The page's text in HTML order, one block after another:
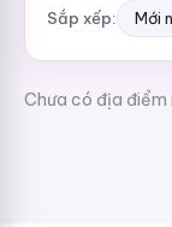
Sắp xếp:
Chưa có địa điểm